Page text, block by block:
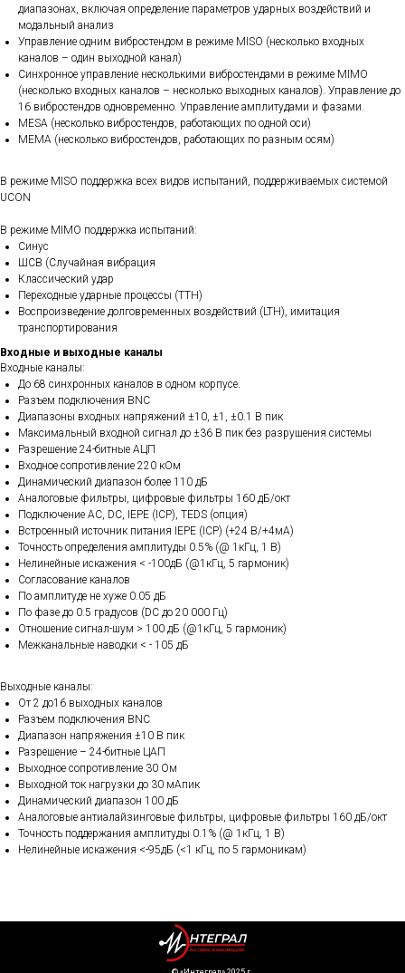
диапазонах, включая определение параметров ударных воздействий и
модальный анализ
Управление одним вибростендом в режиме MISO (несколько входных
каналов – один выходной канал)
Синхронное управление несколькими вибростендами в режиме MIMO
(несколько входных каналов – несколько выходных каналов). Управление до
16 вибростендов одновременно. Управление амплитудами и фазами.
MESA (несколько вибростендов, работающих по одной оси)
MEMA (несколько вибростендов, работающих по разным осям)
В режиме MISO поддержка всех видов испытаний, поддерживаемых системой
UCON
В режиме MIMO поддержка испытаний:
Синус
ШСВ (Случайная вибрация
Классический удар
Переходные ударные процессы (TTH)
Воспроизведение долговременных воздействий (LTH), имитация
транспортирования
Входные и выходные каналы
Входные каналы:
До 68 синхронных каналов в одном корпусе.
Разъем подключения BNC
Диапазоны входных напряжений ±10, ±1, ±0.1 В пик
Максимальный входной сигнал до ±36 В пик без разрушения системы
Разрешение 24-битные АЦП
Входное сопротивление 220 кОм
Динамический диапазон более 110 дБ
Аналоговые фильтры, цифровые фильтры 160 дБ/окт
Подключение AC, DC, IEPE (ICP), TEDS (опция)
Встроенный источник питания IEPE (ICP) (+24 В/+4мА)
Точность определения амплитуды 0.5% (@ 1кГц, 1 В)
Нелинейные искажения < -100дБ (@1кГц, 5 гармоник)
Согласование каналов
По амплитуде не хуже 0.05 дБ
По фазе до 0.5 градусов (DC до 20 000 Гц)
Отношение сигнал-шум > 100 дБ (@1кГц, 5 гармоник)
Межканальные наводки < - 105 дБ
Выходные каналы:
От 2 до16 выходных каналов
Разъем подключения BNC
Диапазон напряжения ±10 В пик
Разрешение – 24-битные ЦАП
Выходное сопротивление 30 Ом
Выходной ток нагрузки до 30 мАпик
Динамический диапазон 100 дБ
Аналоговые антиалайзинговые фильтры, цифровые фильтры 160 дБ/окт
Точность поддержания амплитуды 0.1% (@ 1кГц, 1 В)
Нелинейные искажения <-95дБ (<1 кГц, по 5 гармоникам)